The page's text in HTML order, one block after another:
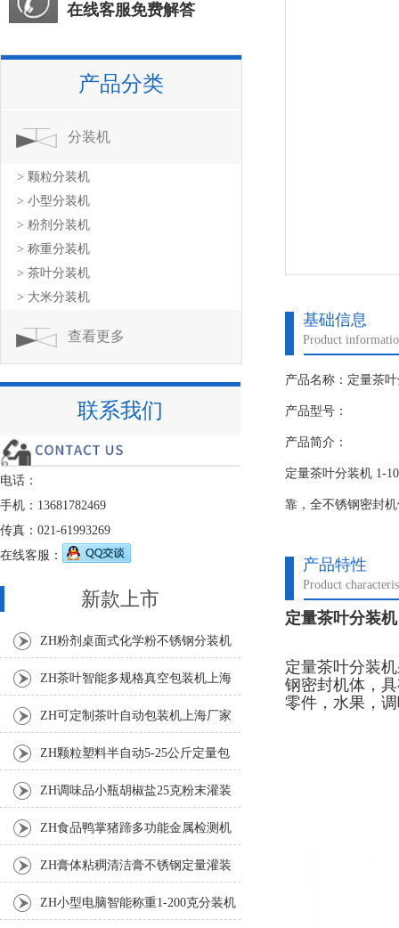
基础信息
Product
产品名称：定量茶
产品型号：
产品简介：
定量茶叶分装机 1-
靠，全不锈钢密封
产品特性
Product
定量茶叶分装
定量茶叶分装
钢密封机体，
零件，水果，
在线客服免费解答
产品分类
分装机
> 颗粒分装机
> 小型分装机
> 粉剂分装机
> 称重分装机
> 茶叶分装机
> 大米分装机
查看更多
联系我们
电话：
手机：13681782469
传真：021-61993269
在线客服：
新款上市
ZH粉剂桌面式化学粉不锈钢分装机
ZH茶叶智能多规格真空包装机上海
厂家 ZH可定制茶叶自动包装机上海厂家
ZH颗粒塑料半自动5-25公斤定量包
装机 ZH调味品小瓶胡椒盐25克粉末灌装
ZH食品鸭掌猪蹄多功能金属检测机
ZH膏体粘稠清洁膏不锈钢定量灌装
机厂家 ZH小型电脑智能称重1-200克分装机